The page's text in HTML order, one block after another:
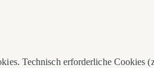
Technisch erforderliche Cookies